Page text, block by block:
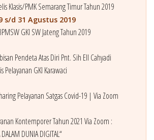
Klasis/PMK Semarang Timur Tahun 2019
s/d 31 Agustus 2019
GKI SW Jateng Tahun 2019
Pendeta Atas Diri Pnt. Sih Ell Cahyadi
Pelayanan GKI Karawaci
Pelayanan Satgas Covid-19 | Via Zoom
Kontemporer Tahun 2021 Via Zoom :
DUNIA DIGITAL“